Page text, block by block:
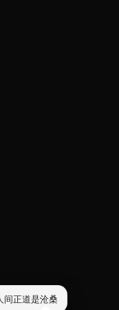
间正道是沧桑